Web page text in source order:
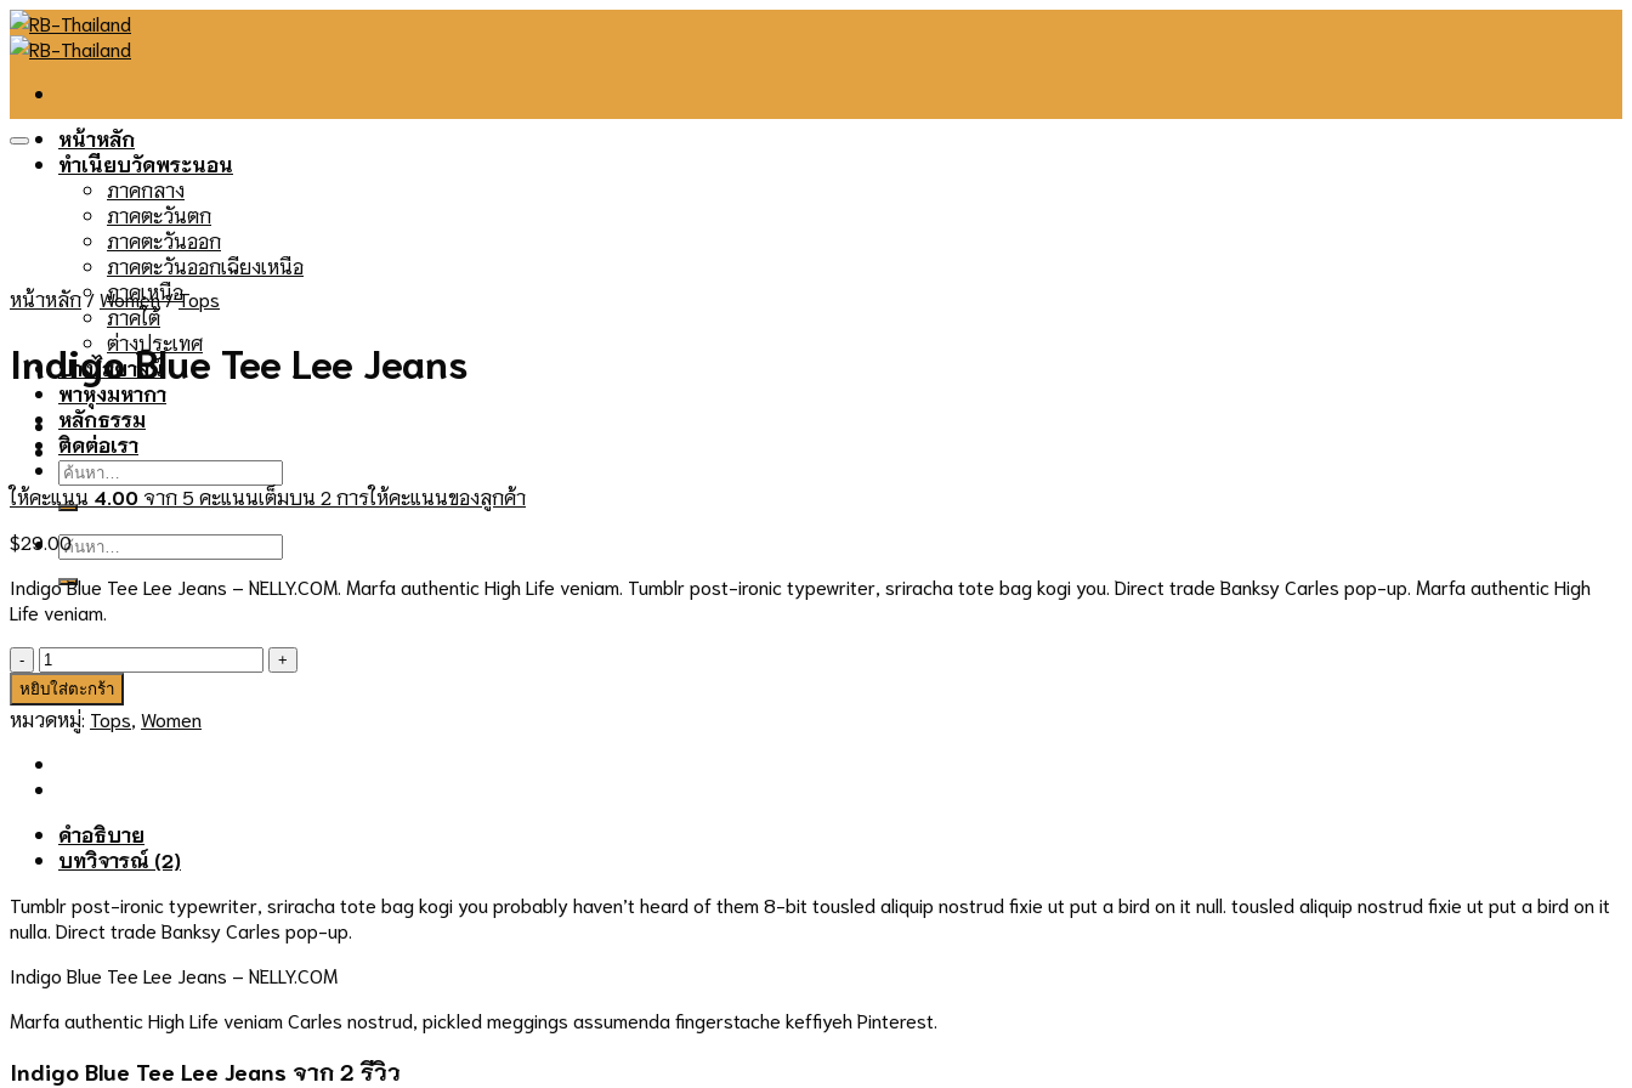
Skip
to
หน้าหลัก
ทำเนียบวัดพระนอน
ภาคกลาง
ภาคตะวันตก
ภาคตะวันออก
ภาคตะวันออกเฉียงเหนือ
ภาคเหนือ
ภาคใต้
ต่างประเทศ
ปางไสยาสน์
พาหุงมหากา
หลักธรรม
ติดต่อเรา
ค้นหา:
ค้นหา:
หน้าหลัก/Women/Tops
Indigo Blue Tee Lee Jeans
ให้คะแนน 4.00 จาก 5 คะแนนเต็มบน 2 การให้คะแนนของลูกค้า
$29.00
Indigo Blue Tee Lee Jeans – NELLY.COM. Marfa authentic High Life veniam. Tumblr post-ironic typewriter, sriracha tote bag kogi you. Direct trade Banksy Carles pop-up. Marfa authentic High
Life veniam.
จำนวน
Indigo
Blue
Tee
Lee
Jeans
หยิบใส่ตะกร้า
หมวดหมู่: Tops Women
คำอธิบาย
บทวิจารณ์ (2)
Tumblr post-ironic typewriter, sriracha tote bag kogi you probably haven’t heard of them 8-bit tousled aliquip nostrud fixie ut put a bird on it null. tousled aliquip nostrud fixie ut put a bird on it
nulla. Direct trade Banksy Carles pop-up.
Indigo Blue Tee Lee Jeans – NELLY.COM
Marfa authentic High Life veniam Carles nostrud, pickled meggings assumenda fingerstache keffiyeh Pinterest.
Indigo Blue Tee Lee Jeans จาก 2 รีวิว